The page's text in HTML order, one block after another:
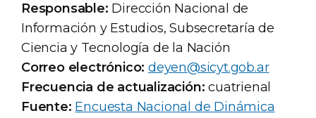
Responsable: Dirección Nacional de
Información y Estudios, Subsecretaría de
Ciencia y Tecnología de la Nación
Correo electrónico: deyen@sicyt.gob.ar
Frecuencia de actualización: cuatrienal
Fuente: Encuesta Nacional de Dinámica